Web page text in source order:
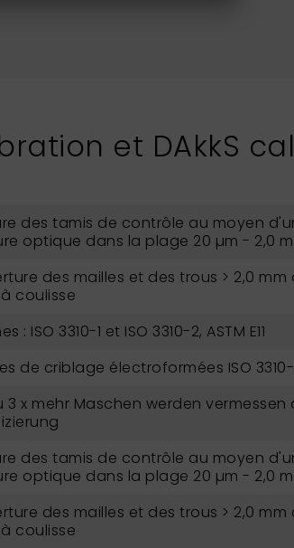
et DAkkS
des tamis de contrôle au moyen
optique dans la plage 20 µm - 2,0
des mailles et des trous > 2,0 mm
coulisse
: ISO 3310-1 et ISO 3310-2, ASTM E11
de criblage électroformées ISO
3 x mehr Maschen werden vermessen
des tamis de contrôle au moyen
optique dans la plage 20 µm - 2,0
des mailles et des trous > 2,0 mm
coulisse